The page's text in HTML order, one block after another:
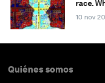
race.
10 nov
Quiénes somos